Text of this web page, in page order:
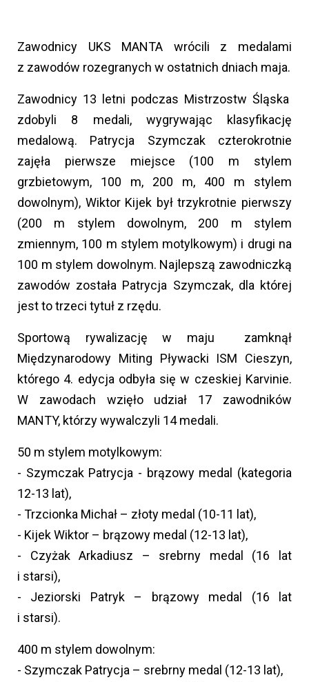
Zawodnicy UKS MANTA wrócili z medalami
z zawodów rozegranych w ostatnich dniach maja.
Zawodnicy 13 letni podczas Mistrzostw Śląska
zdobyli 8 medali, wygrywając klasyfikację
medalową. Patrycja Szymczak czterokrotnie
zajęła pierwsze miejsce (100 m stylem
grzbietowym, 100 m, 200 m, 400 m stylem
dowolnym), Wiktor Kijek był trzykrotnie pierwszy
(200 m stylem dowolnym, 200 m stylem
zmiennym, 100 m stylem motylkowym) i drugi na
100 m stylem dowolnym. Najlepszą zawodniczką
zawodów została Patrycja Szymczak, dla której
jest to trzeci tytuł z rzędu.
Sportową rywalizację w maju zamknął
Międzynarodowy Miting Pływacki ISM Cieszyn,
którego 4. edycja odbyła się w czeskiej Karvinie.
W zawodach wzięło udział 17 zawodników
MANTY, którzy wywalczyli 14 medali.
50 m stylem motylkowym:
- Szymczak Patrycja - brązowy medal (kategoria
12-13 lat),
- Trzcionka Michał – złoty medal (10-11 lat),
- Kijek Wiktor – brązowy medal (12-13 lat),
- Czyżak Arkadiusz – srebrny medal (16 lat
i starsi),
- Jeziorski Patryk – brązowy medal (16 lat
i starsi).
400 m stylem dowolnym:
- Szymczak Patrycja – srebrny medal (12-13 lat),